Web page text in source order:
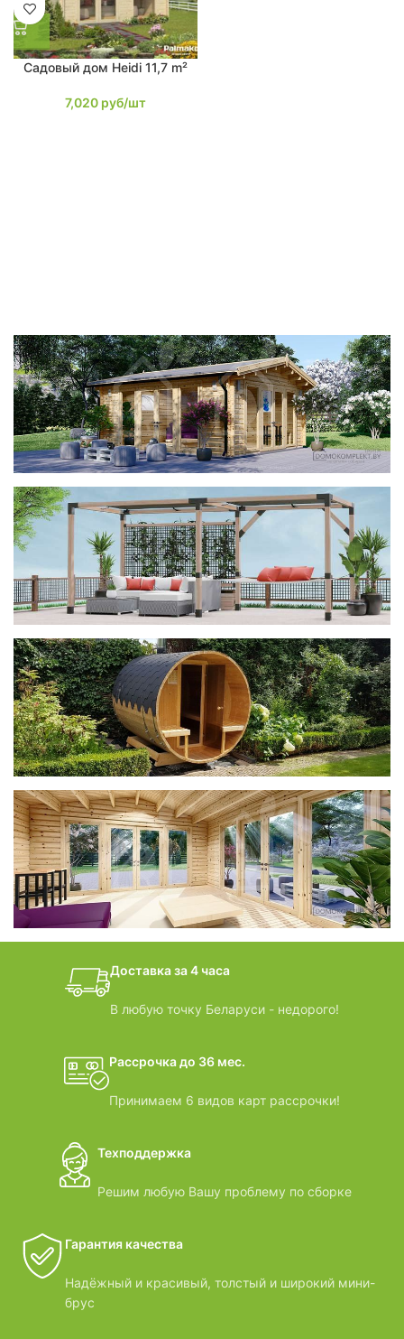
Садовый дом Heidi 11,7 m²
7,020 руб/шт
фотогалерея
ДОМИКИ
фотогалерея
Беседки CUBE
фотогалерея
БАНИ-БОЧКИ
дачные домики
ВИДЕООБЗОРЫ
Доставка за 4 часа
В любую точку Беларуси - недорого!
Рассрочка до 36 мес.
Принимаем 6 видов карт рассрочки!
Техподдержка
Решим любую Вашу проблему по сборке
Гарантия качества
Надёжный и красивый, толстый и широкий мини-
брус